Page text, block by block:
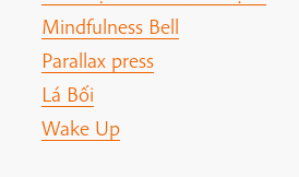
Mindfulness Bell
Parallax press
Lá Bối
Wake Up